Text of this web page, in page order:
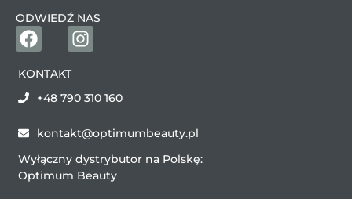
ODWIEDŹ NAS
KONTAKT
+48 790 310 160
kontakt@optimumbeauty.pl
Wyłączny dystrybutor na Polskę:
Optimum Beauty